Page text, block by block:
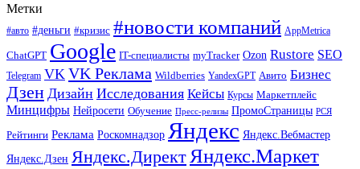
Метки
#авто #деньги #кризис #новости компаний AppMetrica
ChatGPT Google IT-специалисты myTracker Ozon Rustore SEO
Telegram VK VK Реклама Wildberries YandexGPT Авито Бизнес
Дзен Дизайн Исследования Кейсы Курсы Маркетплейс
Минцифры Нейросети Обучение Пресс-релизы ПромоСтраницы РСЯ
Рейтинги Реклама Роскомнадзор Яндекс Яндекс.Вебмастер
Яндекс.Дзен Яндекс.ДиректЯндекс.Маркет